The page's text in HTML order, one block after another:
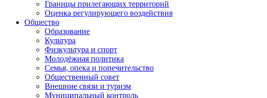
Границы прилегающих территорий
Оценка регулирующего воздействия
Общество
Образование
Культура
Физкультура и спорт
Молодёжная политика
Семья, опека и попечительство
Общественный совет
Внешние связи и туризм
Муниципальный контроль